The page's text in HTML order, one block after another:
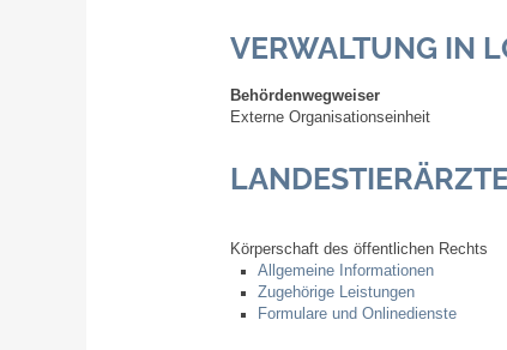
VERWALTUNG IN
Behördenwegweiser
Externe Organisationseinheit
Körperschaft des öffentlichen Rechts
Allgemeine Informationen
Zugehörige Leistungen
Formulare und Onlinedienste